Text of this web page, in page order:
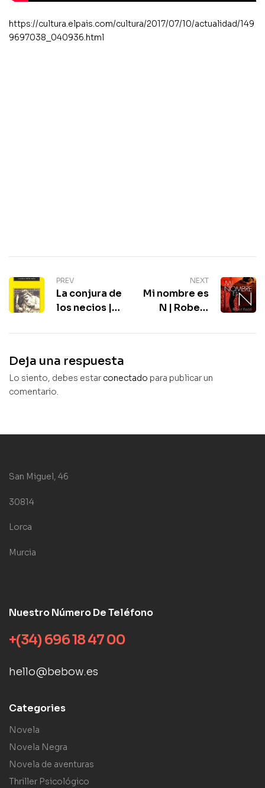
https://cultura.elpais.com/cultura/2017/07/10/actualidad/149
9697038_040936.html
PREV
La conjura de
los necios |
Kennedy
NEXT
Mi nombre es
N | Robert
Thriller
Deja una respuesta
Lo siento, debes estar conectado para publicar un
comentario.
San Miguel, 46
30814
Lorca
Murcia
Nuestro Número De Teléfono
+(34) 696 18 47 00
hello@bebow.es
Categories
Novela
Novela Negra
Novela de aventuras
Thriller Psicológico